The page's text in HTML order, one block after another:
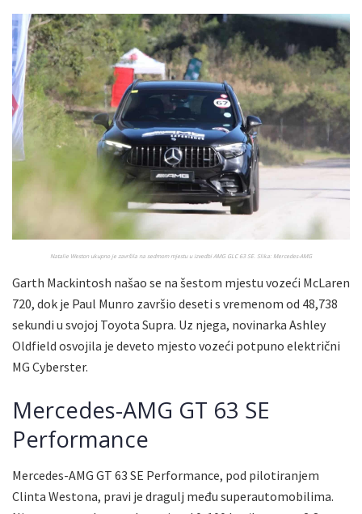
Natalie Weston ukupno je završila na sedmom mjestu u izvedbi AMG GLC 63 SE. Slika: Mercedes-AMG
Garth Mackintosh našao se na šestom mjestu vozeći McLaren
720, dok je Paul Munro završio deseti s vremenom od 48,738
sekundi u svojoj Toyota Supra. Uz njega, novinarka Ashley
Oldfield osvojila je deveto mjesto vozeći potpuno električni
MG Cyberster.
Mercedes-AMG GT 63 SE
Performance
Mercedes-AMG GT 63 SE Performance, pod pilotiranjem
Clinta Westona, pravi je dragulj među superautomobilima.